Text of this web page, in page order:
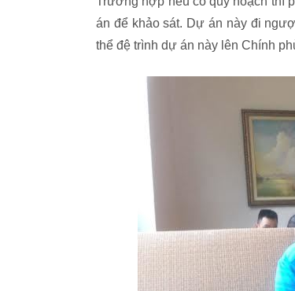
án để khảo sát. Dự án này đi
thể đệ trình dự án này lên Chính